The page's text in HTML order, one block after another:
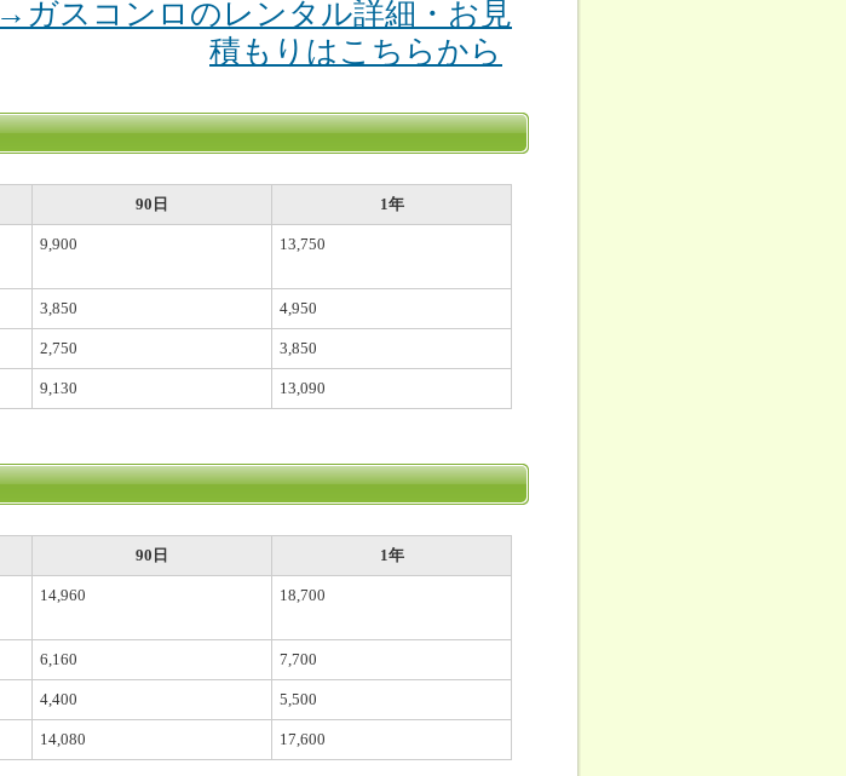
→ガスコンロのレンタル詳細・お見
積もりはこちらから
90日 1年
9,900 13,750
3,850 4,950
2,750 3,850
9,130 13,090
90日 1年
14,960 18,700
6,160 7,700
4,400 5,500
14,080 17,600